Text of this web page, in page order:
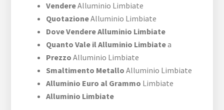
VendereAlluminio Limbiate
QuotazioneAlluminio Limbiate
Dove Vendere Alluminio Limbiate
Quanto Vale il Alluminio Limbiatea
Prezzo Alluminio Limbiate
Smaltimento Metallo Alluminio Limbiate
Alluminio Euro al Grammo Limbiate
Alluminio Limbiate